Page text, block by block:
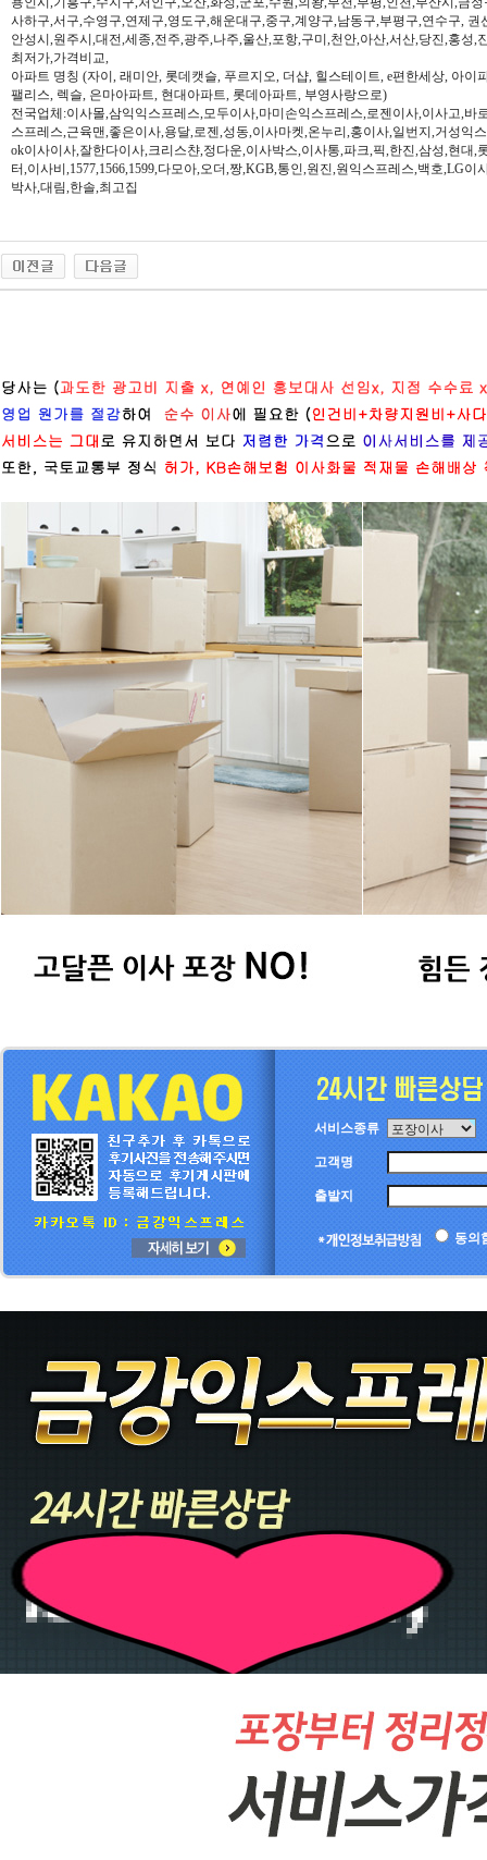
사하구,서구,수영구,연제구,영도구,해운대구,중구,계양구,남동구,부평구,연수구,
안성시,원주시,대전,세종,전주,광주,나주,울산,포항,구미,천안,아산,서산,당진,홍성,
최저가,가격비교,
아파트 명칭 (자이, 래미안, 롯데캣슬, 푸르지오, 더샵, 힐스테이트, e편한세상, 아이
팰리스, 렉슬, 은마아파트, 현대아파트, 롯데아파트, 부영사랑으로)
전국업체:이사몰,삼익익스프레스,모두이사,마미손익스프레스,로젠이사,이사고,바
스프레스,근육맨,좋은이사,용달,로젠,성동,이사마켓,온누리,홍이사,일번지,거성익
ok이사이사,잘한다이사,크리스챤,정다운,이사박스,이사통,파크,픽,한진,삼성,현대,
터,이사비,1577,1566,1599,다모아,오더,짱,KGB,통인,원진,원익스프레스,백호,LG
박사,대림,한솔,최고집
서비스종류
고객명
출발지
동의